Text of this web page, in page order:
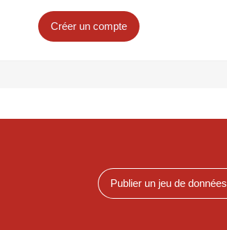
Créer un compte
Publier un jeu de données